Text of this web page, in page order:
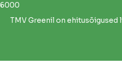
6000
TMV Greenil on ehitusõigused